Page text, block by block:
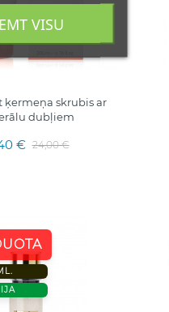
ķermeņa skrubis ar
dubļiem
€ 24,00 €
VISU